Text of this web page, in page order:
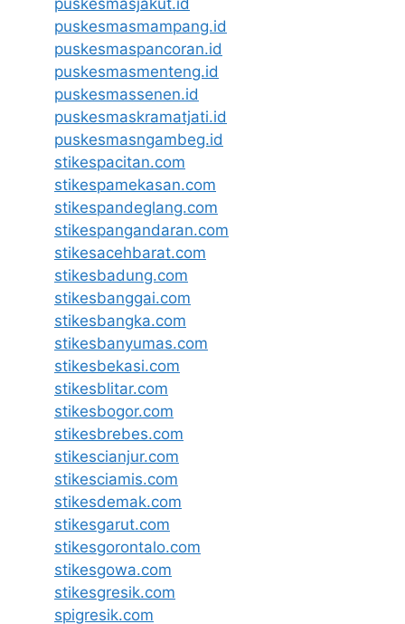
puskesmasjakut.id
puskesmasmampang.id
puskesmaspancoran.id
puskesmasmenteng.id
puskesmassenen.id
puskesmaskramatjati.id
puskesmasngambeg.id
stikespacitan.com
stikespamekasan.com
stikespandeglang.com
stikespangandaran.com
stikesacehbarat.com
stikesbadung.com
stikesbanggai.com
stikesbangka.com
stikesbanyumas.com
stikesbekasi.com
stikesblitar.com
stikesbogor.com
stikesbrebes.com
stikescianjur.com
stikesciamis.com
stikesdemak.com
stikesgarut.com
stikesgorontalo.com
stikesgowa.com
stikesgresik.com
spigresik.com